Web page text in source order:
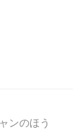
ンのほう